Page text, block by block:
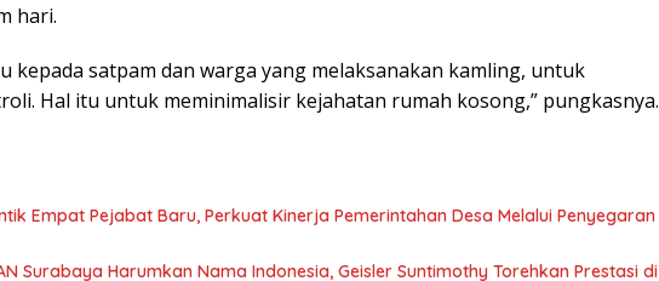
hari.
kepada satpam dan warga yang melaksanakan kamling, untuk
Hal itu untuk meminimalisir kejahatan rumah kosong,” pungkasnya.
Empat Pejabat Baru, Perkuat Kinerja Pemerintahan Desa Melalui Penyegaran
Surabaya Harumkan Nama Indonesia, Geisler Suntimothy Torehkan Prestasi di